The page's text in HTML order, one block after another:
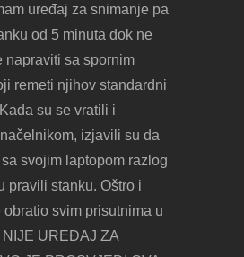
uređaj za snimanje pa
od 5 minuta dok ne
napraviti sa spornim
remeti njihov standardni
su se vratili i
izjavili su da
svojim laptopom razlog
pravili stanku. Oštro i
svim prisutnima u
NIJE UREĐAJ ZA